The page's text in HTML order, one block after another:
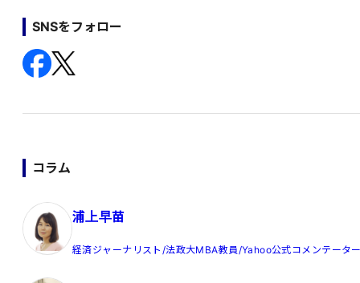
SNSをフォロー
コラム
浦上早苗
経済ジャーナリスト/法政大MBA教員/Yahoo公式コメンテータ